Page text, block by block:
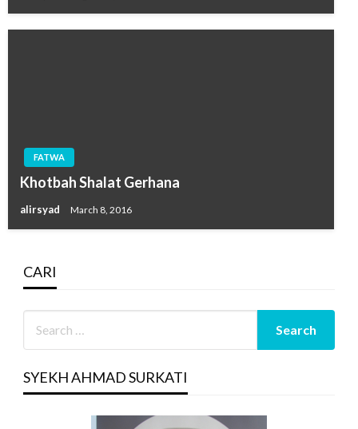
FATWA
Khotbah Shalat Gerhana
alirsyad March 8, 2016
CARI
SYEKH AHMAD SURKATI